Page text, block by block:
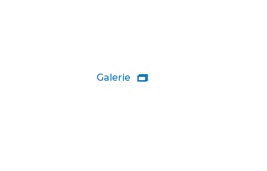
Galerie 